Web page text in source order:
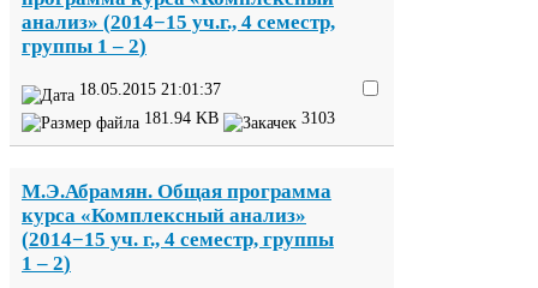
анализ» (2014−15 уч.г., 4 семестр,
группы 1 – 2)
18.05.2015 21:01:37
181 94 KB 3103
М.Э.Абрамян. Общая программа
курса «Комплексный анализ»
(2014−15 уч. г., 4 семестр, группы
1 – 2)